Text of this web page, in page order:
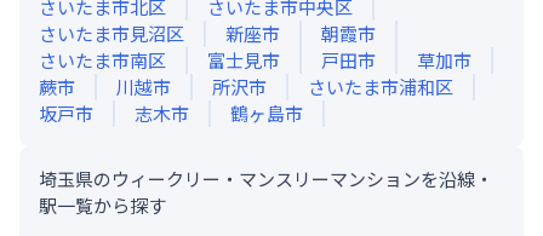
さいたま市北区
さいたま市中央区
さいたま市見沼区
新座市
朝霞市
さいたま市南区
富士見市 戸田市
草加市
蕨市
川越市 所沢市
さいたま市浦和区
坂戸市
志木市 鶴ヶ島市
埼玉県のウィークリー・マンスリーマンションを沿線・
駅一覧から探す